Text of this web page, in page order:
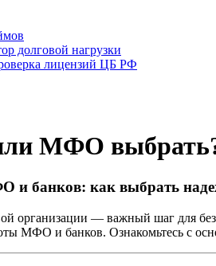
долговой нагрузки
лицензий ЦБ РФ
МФО
и банков: как выбрать
организации — важный шаг для
МФО и банков. Ознакомьтесь с